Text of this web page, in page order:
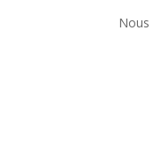
Nous